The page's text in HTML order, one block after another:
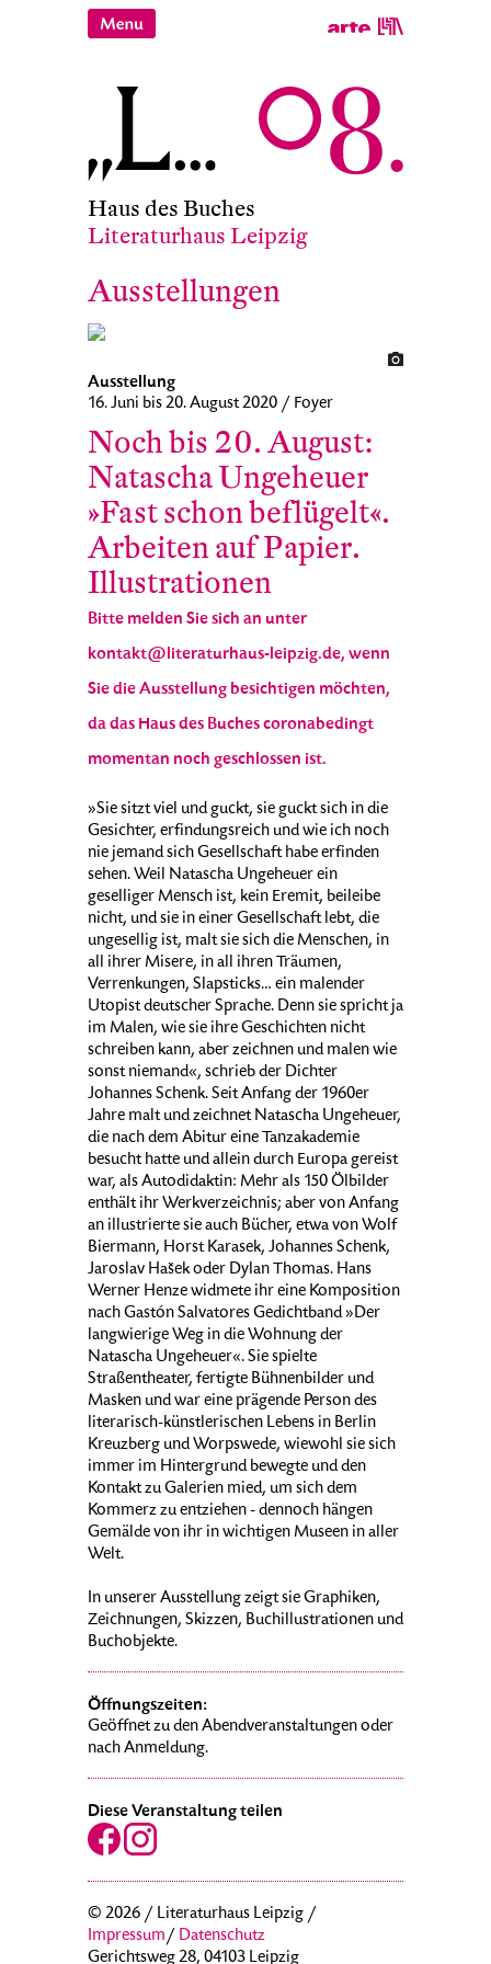
Haus des Buches
Literaturhaus Leipzig
Ausstellungen
Ausstellung
16. Juni bis 20. August 2020 / Foyer
Noch bis 20. August:
Natascha Ungeheuer
»Fast schon beflügelt«.
Arbeiten auf Papier.
Illustrationen
Bitte melden Sie sich an unter
kontakt@literaturhaus-leipzig.de, wenn
Sie die Ausstellung besichtigen möchten,
da das Haus des Buches coronabedingt
momentan noch geschlossen ist.
»Sie sitzt viel und guckt, sie guckt sich in die
Gesichter, erfindungsreich und wie ich noch
nie jemand sich Gesellschaft habe erfinden
sehen. Weil Natascha Ungeheuer ein
geselliger Mensch ist, kein Eremit, beileibe
nicht, und sie in einer Gesellschaft lebt, die
ungesellig ist, malt sie sich die Menschen, in
all ihrer Misere, in all ihren Träumen,
Verrenkungen, Slapsticks… ein malender
Utopist deutscher Sprache. Denn sie spricht ja
im Malen, wie sie ihre Geschichten nicht
schreiben kann, aber zeichnen und malen wie
sonst niemand«, schrieb der Dichter
Johannes Schenk. Seit Anfang der 1960er
Jahre malt und zeichnet Natascha Ungeheuer,
die nach dem Abitur eine Tanzakademie
besucht hatte und allein durch Europa gereist
war, als Autodidaktin: Mehr als 150 Ölbilder
enthält ihr Werkverzeichnis; aber von Anfang
an illustrierte sie auch Bücher, etwa von Wolf
Biermann, Horst Karasek, Johannes Schenk,
Jaroslav Hašek oder Dylan Thomas. Hans
Werner Henze widmete ihr eine Komposition
nach Gastón Salvatores Gedichtband »Der
langwierige Weg in die Wohnung der
Natascha Ungeheuer«. Sie spielte
Straßentheater, fertigte Bühnenbilder und
Masken und war eine prägende Person des
literarisch-künstlerischen Lebens in Berlin
Kreuzberg und Worpswede, wiewohl sie sich
immer im Hintergrund bewegte und den
Kontakt zu Galerien mied, um sich dem
Kommerz zu entziehen - dennoch hängen
Gemälde von ihr in wichtigen Museen in aller
Welt.
In unserer Ausstellung zeigt sie Graphiken,
Zeichnungen, Skizzen, Buchillustrationen und
Buchobjekte.
Öffnungszeiten:
Geöffnet zu den Abendveranstaltungen oder
nach Anmeldung.
Diese Veranstaltung teilen
© 2026 / Literaturhaus Leipzig /
Impressum/ Datenschutz
Gerichtsweg 28, 04103 Leipzig